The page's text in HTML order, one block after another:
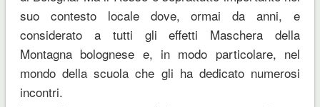
suo contesto locale dove, ormai da anni, e
considerato a tutti gli effetti Maschera della
Montagna bolognese e, in modo particolare, nel
mondo della scuola che gli ha dedicato numerosi
incontri.